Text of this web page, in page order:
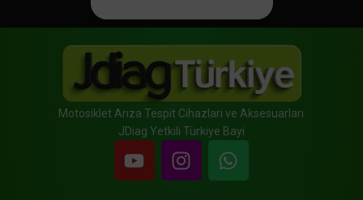
Motosiklet Arıza Tespit Cihazları ve Aksesuarları
JDiag Yetkili Türkiye Bayi